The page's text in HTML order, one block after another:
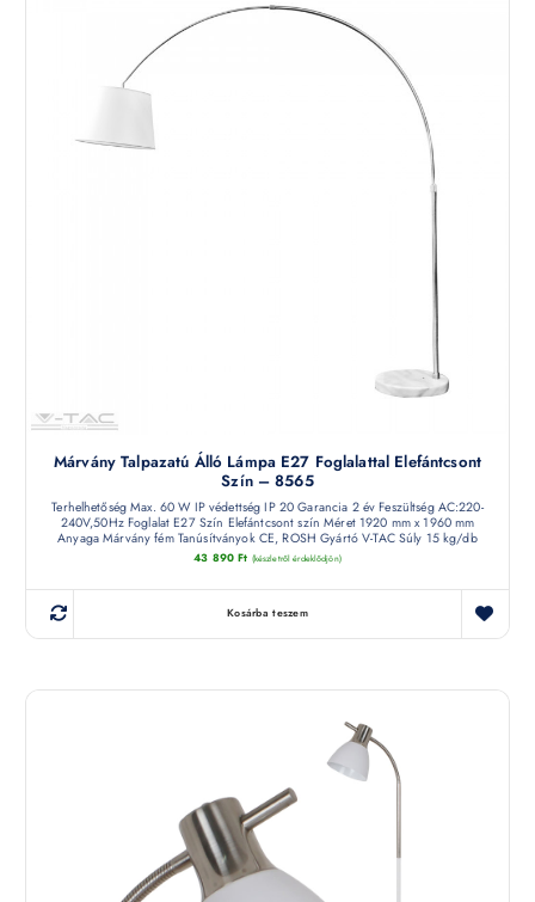
Márvány Talpazatú Álló Lámpa E27 Foglalattal Elefántcsont
Szín – 8565
Terhelhetőség Max. 60 W IP védettség IP 20 Garancia 2 év Feszültség AC:220-
240V,50Hz Foglalat E27 Szín Elefántcsont szín Méret 1920 mm x 1960 mm
Anyaga Márvány fém Tanúsítványok CE, ROSH Gyártó V-TAC Súly 15 kg/db
43 890Ft (készletről érdeklődjön)
Kosárba teszem